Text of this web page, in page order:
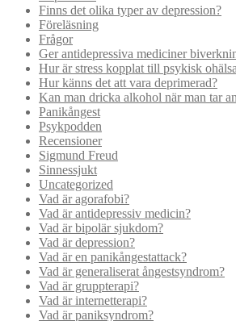
Finns det olika typer av depression?
Föreläsning
Frågor
Ger antidepressiva mediciner
Hur är stress kopplat till psykisk
Hur känns det att vara deprimerad?
Kan man dricka alkohol när man tar
Panikångest
Psykpodden
Recensioner
Sigmund Freud
Sinnessjukt
Uncategorized
Vad är agorafobi?
Vad är antidepressiv medicin?
Vad är bipolär sjukdom?
Vad är depression?
Vad är en panikångestattack?
Vad är generaliserat ångestsyndrom?
Vad är gruppterapi?
Vad är internetterapi?
Vad är paniksyndrom?